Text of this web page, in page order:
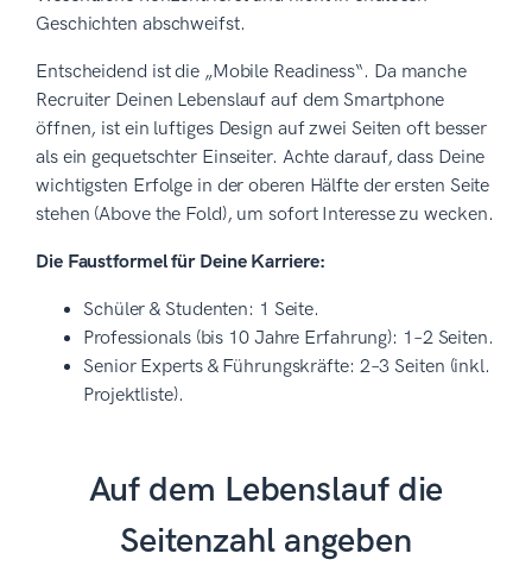
Geschichten abschweifst.
Entscheidend ist die „Mobile Readiness“. Da manche
Recruiter Deinen Lebenslauf auf dem Smartphone
öffnen, ist ein luftiges Design auf zwei Seiten oft besser
als ein gequetschter Einseiter. Achte darauf, dass Deine
wichtigsten Erfolge in der oberen Hälfte der ersten Seite
stehen (Above the Fold), um sofort Interesse zu wecken.
Die Faustformel für Deine Karriere:
Schüler & Studenten: 1 Seite.
Professionals (bis 10 Jahre Erfahrung): 1–2 Seiten.
Senior Experts & Führungskräfte: 2–3 Seiten (inkl.
Projektliste).
Auf dem Lebenslauf die
Seitenzahl angeben